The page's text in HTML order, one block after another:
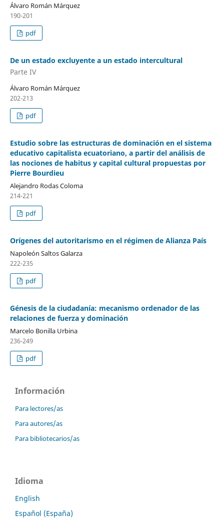
Álvaro Román Márquez
190-201
pdf
De un estado excluyente a un estado intercultural
Parte IV
Álvaro Román Márquez
202-213
pdf
Estudio sobre las estructuras de dominación en el sistema
educativo capitalista ecuatoriano, a partir del análisis de
las nociones de habitus y capital cultural propuestas por
Pierre Bourdieu
Alejandro Rodas Coloma
214-221
pdf
Orígenes del autoritarismo en el régimen de Alianza País
Napoleón Saltos Galarza
222-235
pdf
Génesis de la ciudadanía: mecanismo ordenador de las
relaciones de fuerza y dominación
Marcelo Bonilla Urbina
236-249
pdf
Información
Para lectores/as
Para autores/as
Para bibliotecarios/as
Idioma
English
Español (España)